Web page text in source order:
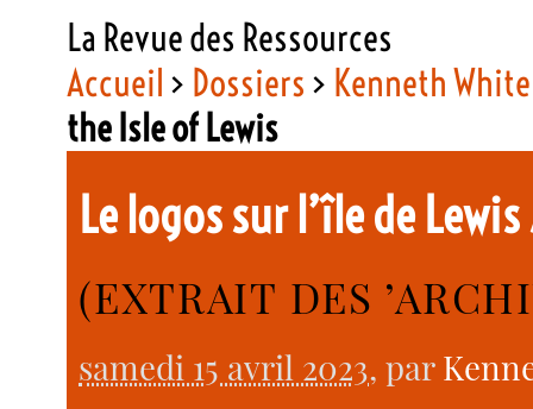
La Revue des Ressources
Accueil > Dossiers > Kenneth White
the Isle of Lewis
Le logos sur l’île de
(EXTRAIT DES
samedi 15 avril 2023, par